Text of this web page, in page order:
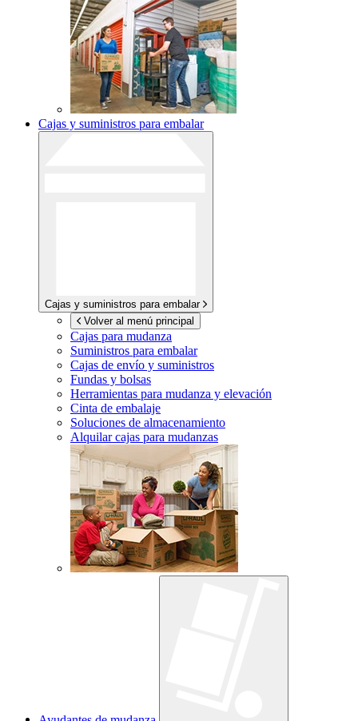
Cajas y suministros para embalar
Cajas y suministros para embalar
Volver al menú principal
Cajas para mudanza
Suministros para embalar
Cajas de envío y suministros
Fundas y bolsas
Herramientas para mudanza y elevación
Cinta de embalaje
Soluciones de almacenamiento
Alquilar cajas para mudanzas